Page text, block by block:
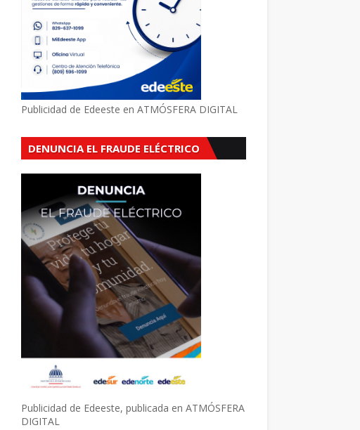
Publicidad de Edeeste en ATMÓSFERA DIGITAL
DENUNCIA EL FRAUDE ELÉCTRICO
Publicidad de Edeeste, publicada en ATMÓSFERA
DIGITAL